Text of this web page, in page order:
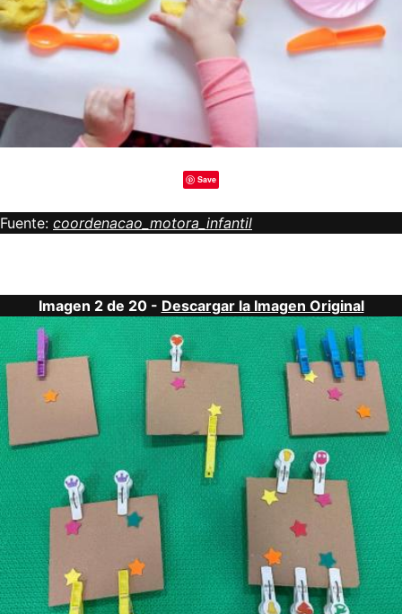
Save
Fuente: coordenacao_motora_infantil
Imagen 2 de 20 - Descargar la Imagen Original